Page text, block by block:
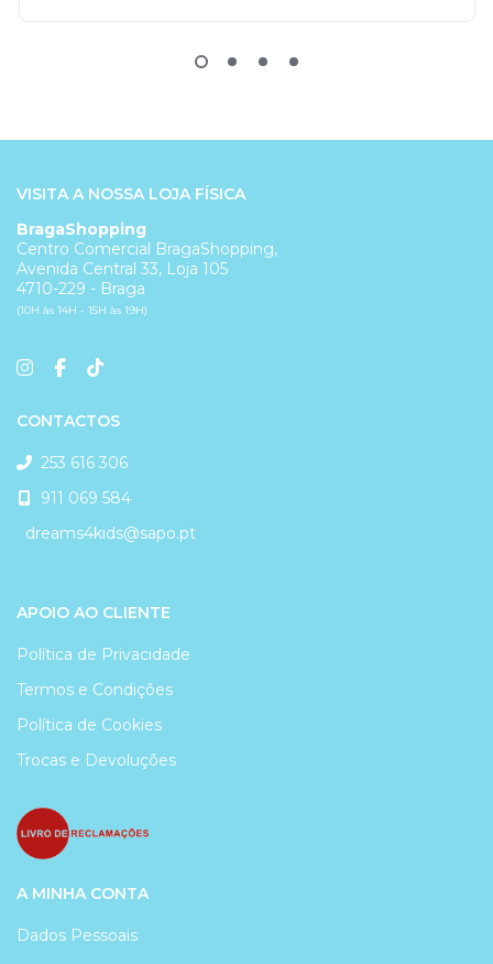
VISITA A NOSSA LOJA FÍSICA
BragaShopping
Centro Comercial BragaShopping,
Avenida Central 33, Loja 105
4710-229 - Braga
(10H às 14H - 15H às 19H)
CONTACTOS
253 616 306
911 069 584
dreams4kids@sapo.pt
APOIO AO CLIENTE
Política de Privacidade
Termos e Condições
Política de Cookies
Trocas e Devoluções
A MINHA CONTA
Dados Pessoais